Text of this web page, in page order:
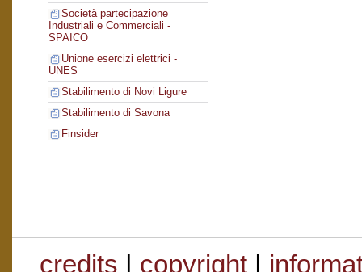
Società partecipazione
Industriali e Commerciali -
SPAICO
Unione esercizi elettrici -
UNES
Stabilimento di Novi Ligure
Stabilimento di Savona
Finsider
credits | copyright|